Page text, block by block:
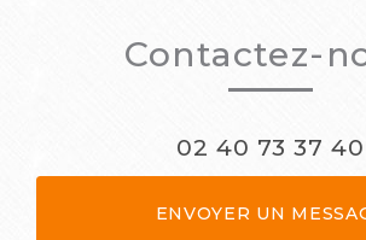
Contactez-
02 40 73 37 40
ENVOYER UN